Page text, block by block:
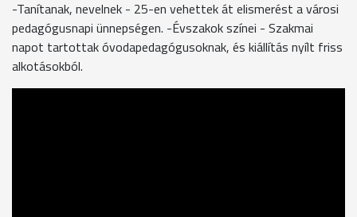
-Tanítanak, nevelnek - 25-en vehettek át elismerést a városi
pedagógusnapi ünnepségen. -Évszakok színei - Szakmai
napot tartottak óvodapedagógusoknak, és kiállítás nyílt friss
alkotásokból.